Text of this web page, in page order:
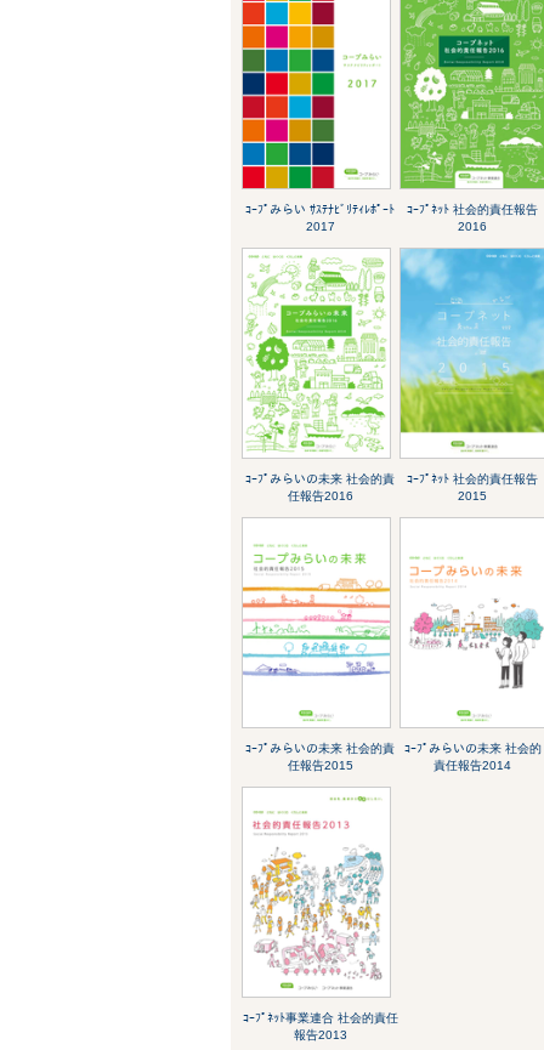
ｺｰﾌﾟみらい ｻｽﾃﾅﾋﾞﾘﾃｨﾚﾎﾟｰﾄ
2017
ｺｰﾌﾟﾈｯﾄ 社会的責任報告
2016
ｺｰﾌﾟみらいの未来 社会的責
任報告2016
ｺｰﾌﾟﾈｯﾄ 社会的責任報告
2015
ｺｰﾌﾟみらいの未来 社会的責
任報告2015
ｺｰﾌﾟみらいの未来 社会的
責任報告2014
ｺｰﾌﾟﾈｯﾄ事業連合 社会的責任
報告2013